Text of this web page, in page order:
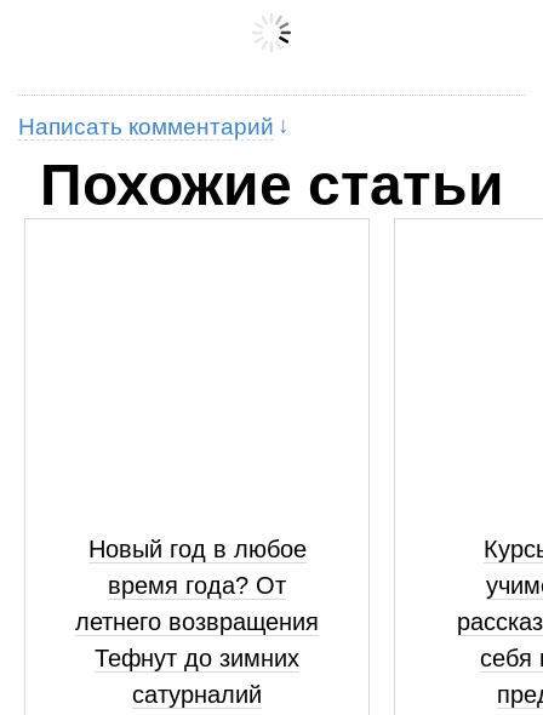
Написать комментарий
Похожие статьи
Новый год в любое
время года? От
летнего возвращения
Тефнут до зимних
сатурналий
себя